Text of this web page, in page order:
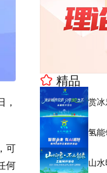
可
何
精品
赏
氢
山